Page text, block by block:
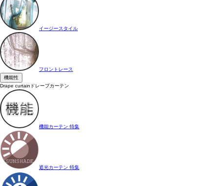
イージースタイル
フロントレース
機能性
Drape curtain ドレープカーテン
機能カーテン 特集
遮光カーテン 特集